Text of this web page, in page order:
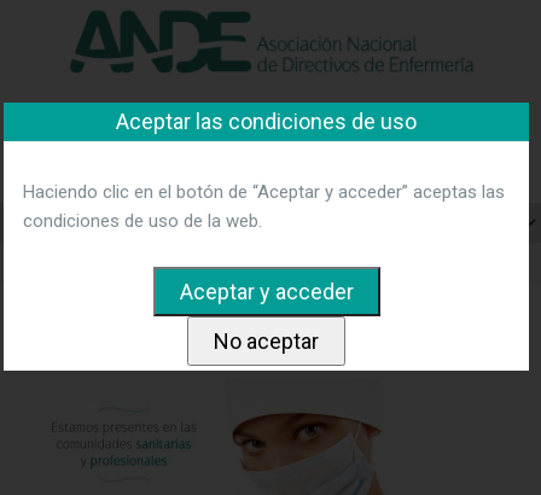
"Ver política"
Asociación Nacional de
Home ANDE-slider-1
ANDE-slider-1
Aceptar las condiciones de uso
Haciendo clic en el botón de “Aceptar y acceder” aceptas las
condiciones de uso de la web.